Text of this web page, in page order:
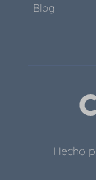
Blog
Hecho